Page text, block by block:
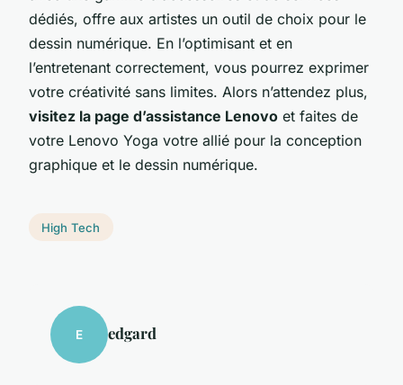
dédiés, offre aux artistes un outil de choix pour le
dessin numérique. En l’optimisant et en
l’entretenant correctement, vous pourrez exprimer
votre créativité sans limites. Alors n’attendez plus,
visitez la page d’assistance Lenovo et faites de
votre Lenovo Yoga votre allié pour la conception
graphique et le dessin numérique.
High Tech
E edgard